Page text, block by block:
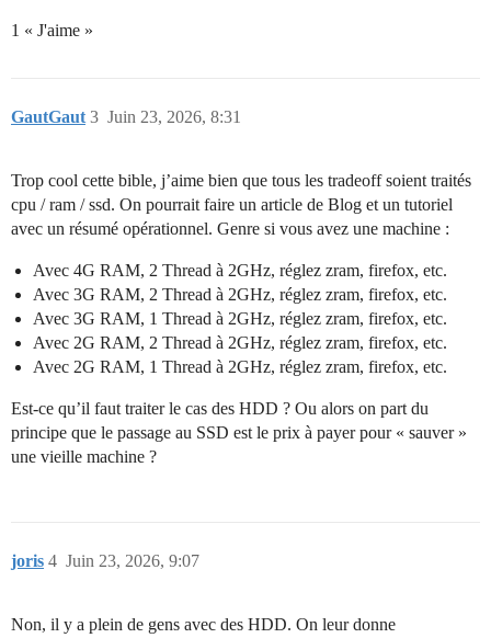
1 « J'aime »
GautGaut Juin 23, 2026, 8:31
3
Trop cool cette bible, j’aime bien que tous les tradeoff soient traités
cpu / ram / ssd. On pourrait faire un article de Blog et un tutoriel
avec un résumé opérationnel. Genre si vous avez une machine :
Avec 4G RAM, 2 Thread à 2GHz, réglez zram, firefox, etc.
Avec 3G RAM, 2 Thread à 2GHz, réglez zram, firefox, etc.
Avec 3G RAM, 1 Thread à 2GHz, réglez zram, firefox, etc.
Avec 2G RAM, 2 Thread à 2GHz, réglez zram, firefox, etc.
Avec 2G RAM, 1 Thread à 2GHz, réglez zram, firefox, etc.
Est-ce qu’il faut traiter le cas des HDD ? Ou alors on part du
principe que le passage au SSD est le prix à payer pour « sauver »
une vieille machine ?
joris Juin 23, 2026, 9:07
4
Non, il y a plein de gens avec des HDD. On leur donne